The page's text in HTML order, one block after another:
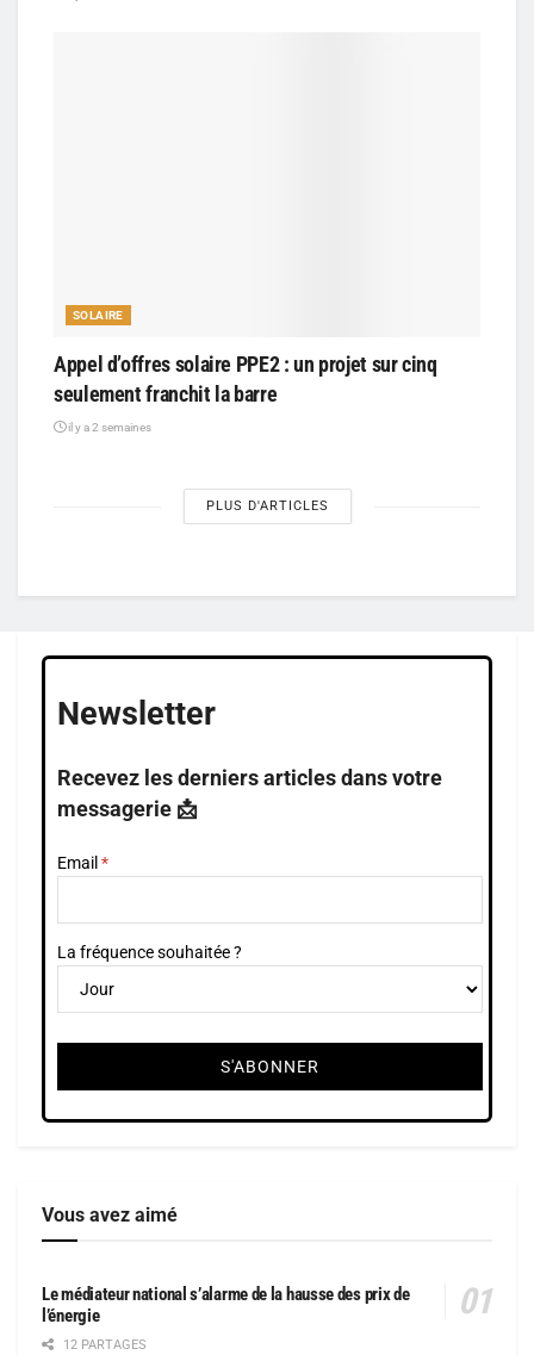
SOLAIRE
Appel d’offres solaire PPE2 : un projet sur cinq
seulement franchit la barre
il y a 2 semaines
PLUS D'ARTICLES
Newsletter
Recevez les derniers articles dans votre
messagerie 📩
Email
La fréquence souhaitée ?
Vous avez aimé
Le médiateur national s’alarme de la hausse des prix de
l’énergie
12 PARTAGES